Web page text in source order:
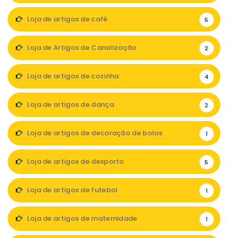
Loja de artigos de café 5
Loja de Artigos de Canalização 2
Loja de artigos de cozinha 4
Loja de artigos de dança 2
Loja de artigos de decoração de bolos 1
Loja de artigos de desporto 5
Loja de artigos de futebol 1
Loja de artigos de maternidade 1